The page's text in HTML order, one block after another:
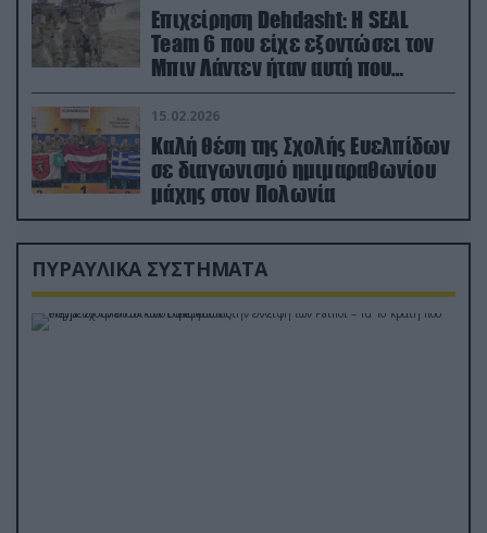
Επιχείρηση Dehdasht: Η SEAL
Team 6 που είχε εξοντώσει τον
Μπιν Λάντεν ήταν αυτή που
διέσωσε τον πιλότο του F-15
15.02.2026
Καλή θέση της Σχολής Ευελπίδων
σε διαγωνισμό ημιμαραθωνίου
μάχης στον Πολωνία
ΠΥΡΑΥΛΙΚΑ ΣΥΣΤΗΜΑΤΑ